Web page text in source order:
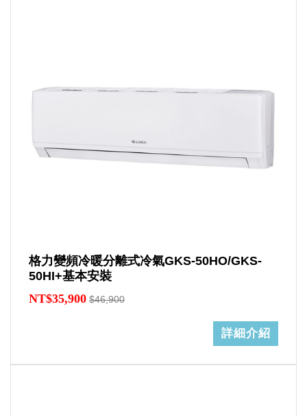
格力變頻冷暖分離式冷氣GKS-50HO/GKS-
50HI+基本安裝
NT$35,900 $46,900
詳細介紹